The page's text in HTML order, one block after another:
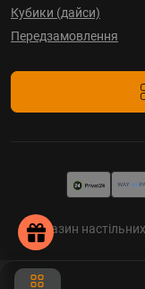
Кубики (дайси)
Передзамовлення
Магазин